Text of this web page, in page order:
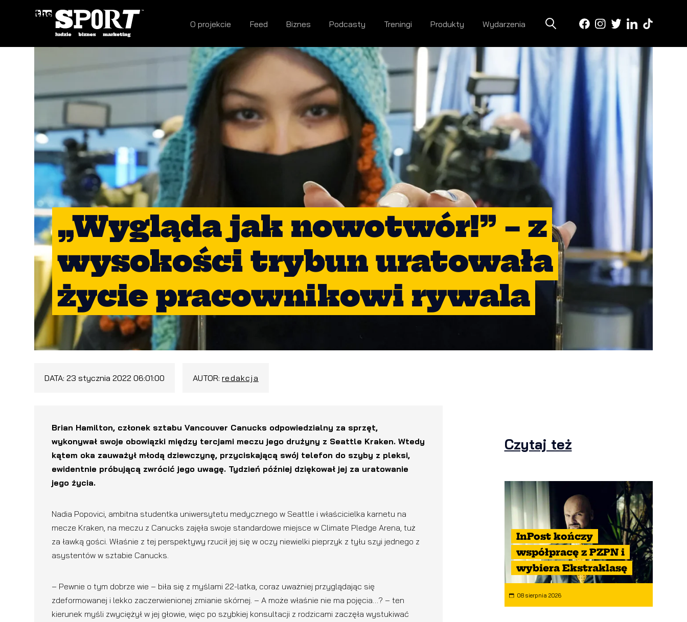
O projekcie Feed Biznes Podcasty Treningi Produkty Wydarzenia
„Wygląda jak nowotwór!” – z
wysokości trybun uratowała
życie pracownikowi rywala
DATA:23 stycznia 2022 06:01:00 AUTOR:redakcja
Brian Hamilton, członek sztabu Vancouver Canucks odpowiedzialny za sprzęt,
wykonywał swoje obowiązki między tercjami meczu jego drużyny z Seattle Kraken. Wtedy
kątem oka zauważył młodą dziewczynę, przyciskającą swój telefon do szyby z pleksi,
ewidentnie próbującą zwrócić jego uwagę. Tydzień później dziękował jej za uratowanie
jego życia.
Nadia Popovici, ambitna studentka uniwersytetu medycznego w Seattle i właścicielka karnetu na
mecze Kraken, na meczu z Canucks zajęła swoje standardowe miejsce w Climate Pledge Arena, tuż
za ławką gości. Właśnie z tej perspektywy rzucił jej się w oczy niewielki pieprzyk z tyłu szyi jednego z
asystentów w sztabie Canucks.
– Pewnie o tym dobrze wie – biła się z myślami 22-latka, coraz uważniej przyglądając się
zdeformowanej i lekko zaczerwienionej zmianie skórnej. – A może właśnie nie ma pojęcia…? – ten
kierunek myśli zwyciężył w jej głowie, więc po szybkiej konsultacji z rodzicami zaczęła wystukiwać
Czytaj też
InPost kończy
współpracę z PZPN i
wybiera Ekstraklasę
08 sierpnia 2026